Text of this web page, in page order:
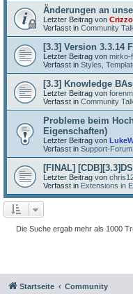
Änderungen an
Letzter Beitrag von Crizzo
Verfasst in Community
[3.3] Version 3.3.14
Letzter Beitrag von mirko-
Verfasst in Styles,
[3.3] Knowledge
Letzter Beitrag von
Verfasst in Community
Probleme beim
Eigenschaften)
Letzter Beitrag von
Verfasst in Support-Forum
[FINAL]
Letzter Beitrag von
Verfasst in Extensions in
Die Suche ergab mehr als 1000
Startseite Community